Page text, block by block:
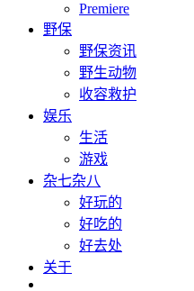
Premiere
野保
野保资讯
野生动物
收容救护
娱乐
生活
游戏
杂七杂八
好玩的
好吃的
好去处
关于